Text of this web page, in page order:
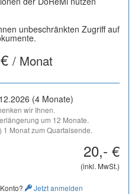
unbeschränkten Zugriff auf
/ Monat
(4 Monate)
wir Ihnen.
um 12 Monate.
Monat zum Quartalsende.
20,- €
(inkl. MwSt.)
Jetzt anmelden